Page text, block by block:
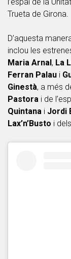
Trueta de Girona.
D’aquesta
inclou les
Maria Arnal, La
Ferran Palau i
Ginestà, a més
Pastora i de
Quintana i Jordi
Lax’n’Busto i